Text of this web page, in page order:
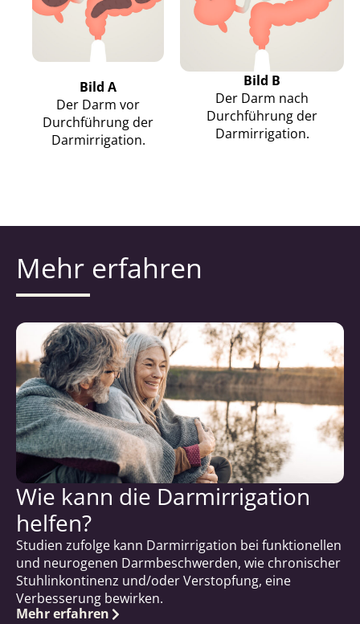
Bild A
Der Darm vor
Durchführung der
Darmirrigation.
Bild B
Der Darm nach
Durchführung der
Darmirrigation.
Mehr erfahren
Wie kann die Darmirrigation
helfen?
Studien zufolge kann Darmirrigation bei funktionellen
und neurogenen Darmbeschwerden, wie chronischer
Stuhlinkontinenz und/oder Verstopfung, eine
Verbesserung bewirken.
Mehr erfahren